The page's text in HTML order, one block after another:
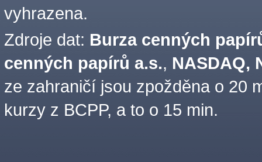
vyhrazena.
Zdroje dat: Burza cenných
cenných papírů a.s., NASDAQ,
ze zahraničí jsou zpožděna o 20
kurzy z BCPP, a to o 15 min.